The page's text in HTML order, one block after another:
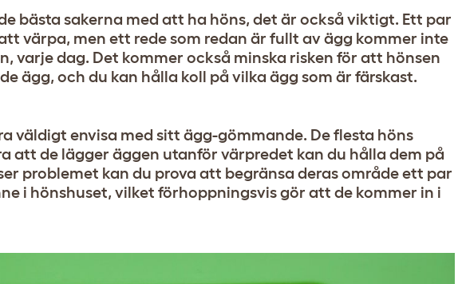
bästa sakerna med att ha höns, det är också viktigt. Ett par
värpa, men ett rede som redan är fullt av ägg kommer inte
varje dag. Det kommer också minska risken för att hönsen
ägg, och du kan hålla koll på vilka ägg som är färskast.
väldigt envisa med sitt ägg-gömmande. De flesta höns
att de lägger äggen utanför värpredet kan du hålla dem på
problemet kan du prova att begränsa deras område ett par
i hönshuset, vilket förhoppningsvis gör att de kommer in i